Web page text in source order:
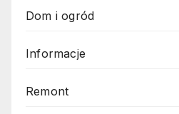
Dom i ogród
Informacje
Remont